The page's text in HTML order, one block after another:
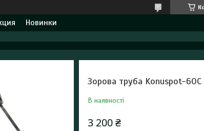
Новинки
Зорова труба Konuspot-
В наявності
3 200 ₴